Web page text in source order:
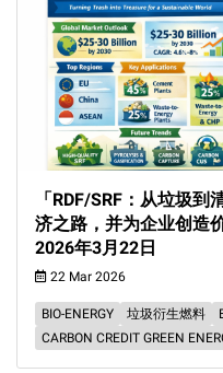
「RDF/SRF：从垃圾
济之路，并为企业创造
2026年3月22日
22 Mar 2026
BIO-ENERGY 垃圾衍生燃料
CARBON CREDIT GREEN